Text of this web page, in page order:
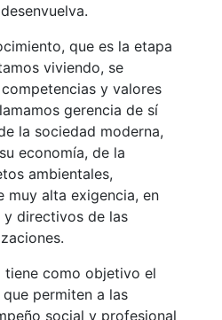
que es la etapa
viviendo, se
y valores
gerencia de sí
la sociedad moderna,
economía, de la
ambientales,
muy alta exigencia, en
y directivos de las
tiene como objetivo el
permiten a las
social y profesional